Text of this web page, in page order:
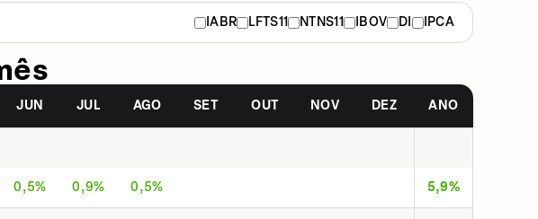
IABR LFTS11 NTNS11 IBOV DI
IPCA
JUN JUL AGO SET OUT NOV DEZ ANO
0,5% 0,9% 0,5% 5,9%